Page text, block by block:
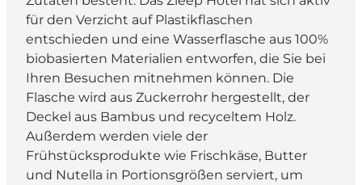
für den Verzicht auf Plastikflaschen
entschieden und eine Wasserflasche aus 100%
biobasierten Materialien entworfen, die Sie bei
Ihren Besuchen mitnehmen können. Die
Flasche wird aus Zuckerrohr hergestellt, der
Deckel aus Bambus und recyceltem Holz.
Außerdem werden viele der
Frühstücksprodukte wie Frischkäse, Butter
und Nutella in Portionsgrößen serviert, um